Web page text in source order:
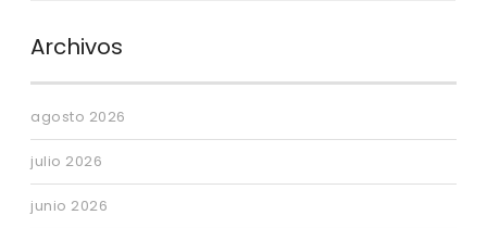
Archivos
agosto 2026
julio 2026
junio 2026